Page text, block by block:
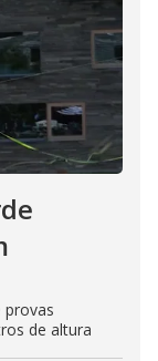
provas
de altura